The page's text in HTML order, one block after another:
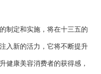
制定和实施，将在十三五的
入新的活力，它将不断提升
健康美容消费者的获得感，